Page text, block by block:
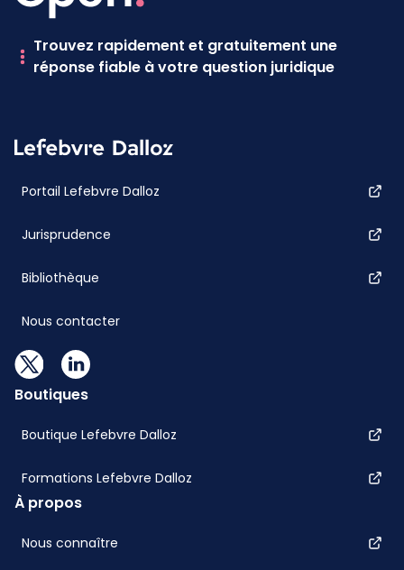
Trouvez rapidement et gratuitement une
réponse fiable à votre question juridique
Portail Lefebvre Dalloz
Jurisprudence
Bibliothèque
Nous contacter
Boutiques
Boutique Lefebvre Dalloz
Formations Lefebvre Dalloz
À propos
Nous connaître